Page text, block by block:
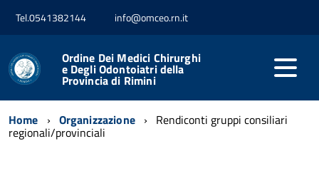
Tel.0541382144 info@omceo.rn.it
Ordine Dei Medici Chirurghi
e Degli Odontoiatri della
Provincia di Rimini
Home Organizzazione Rendiconti gruppi consiliari
regionali/provinciali